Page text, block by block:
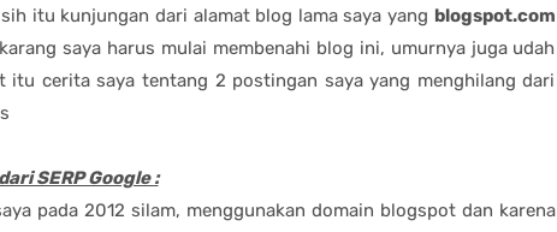
itu kunjungan dari alamat blog lama saya yang blogspot.com
saya harus mulai membenahi blog ini, umurnya juga udah
itu cerita saya tentang 2 postingan saya yang menghilang dari
SERP Google :
pada 2012 silam, menggunakan domain blogspot dan karena